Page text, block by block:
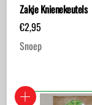
Zakje Knienekeutels
€2,95
Snoep